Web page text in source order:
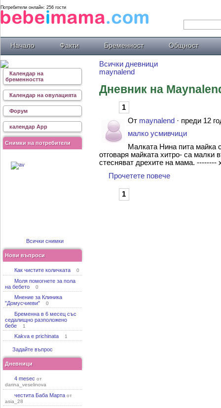
Потребители онлайн: 256 гости
Начало Факти Бременност Общност
Всички дневници
maynalend
Дневник на
1
От maynalend · преди 12
малко усмивчици
Малката Нина пита майка
отговаря майката хитро- са
стесняват дрехите на мама. --------
Прочетете повече
1
Календар на
бременността
Календар на овулацията
Форум
календар App
Снимки на потребители
Всички снимки
Нови въпроси
Как чистите количката 0
Моля помогнете за пола
на бебето
0
Мнение за Клиника
"Домусчиеви"
0
Бременна в 6 месец със
седалищно разположено
бебе
1
Kakva e prichinata 1
Задайте въпрос
Дневници
4 mesec от
darina_veselinova
честита Баба Марта от
asia_28